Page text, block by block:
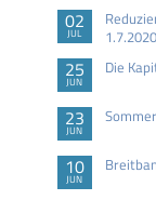
02
JUL
25
JUN
Die
23
JUN
10
JUN